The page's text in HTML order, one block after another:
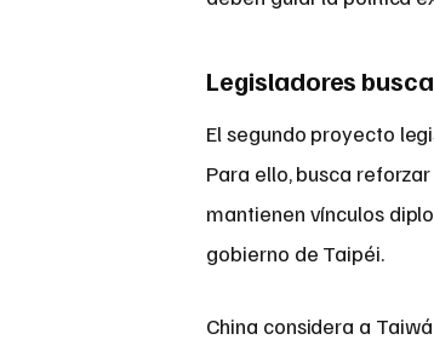
Legisladores
El segundo proyecto
Para ello, busca
mantienen vínculos
gobierno de Taipéi.
China considera a